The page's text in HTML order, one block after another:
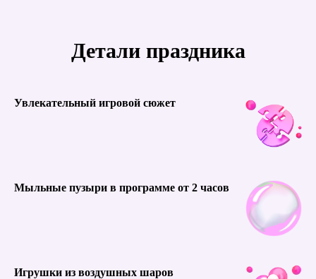
Детали праздника
Увлекательный игровой сюжет
Мыльные пузыри в программе от 2 часов
Игрушки из воздушных шаров